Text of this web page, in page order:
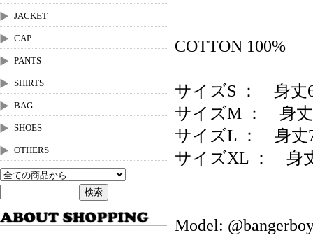
JACKET
CAP
PANTS
SHIRTS
BAG
SHOES
OTHERS
COTTON 100%
サイズS ： 身
サイズM ： 身
サイズL ： 身
サイズXL ：
Model: